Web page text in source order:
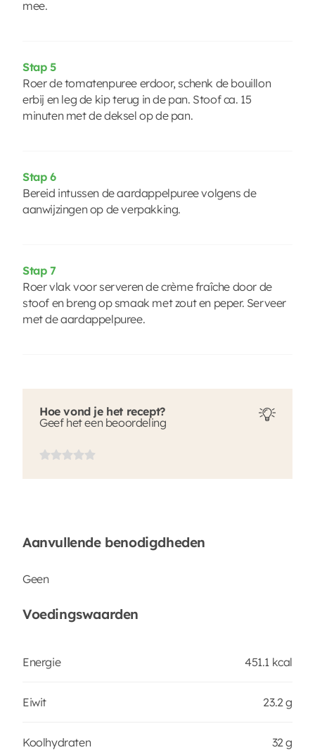
mee.
Stap 5
Roer de tomatenpuree erdoor, schenk de bouillon
erbij en leg de kip terug in de pan. Stoof ca. 15
minuten met de deksel op de pan.
Stap 6
Bereid intussen de aardappelpuree volgens de
aanwijzingen op de verpakking.
Stap 7
Roer vlak voor serveren de crème fraîche door de
stoof en breng op smaak met zout en peper. Serveer
met de aardappelpuree.
Hoe vond je het recept?
Geef het een beoordeling
Aanvullende benodigdheden
Geen
Voedingswaarden
Energie 451.1 kcal
Eiwit 23.2 g
Koolhydraten 32 g